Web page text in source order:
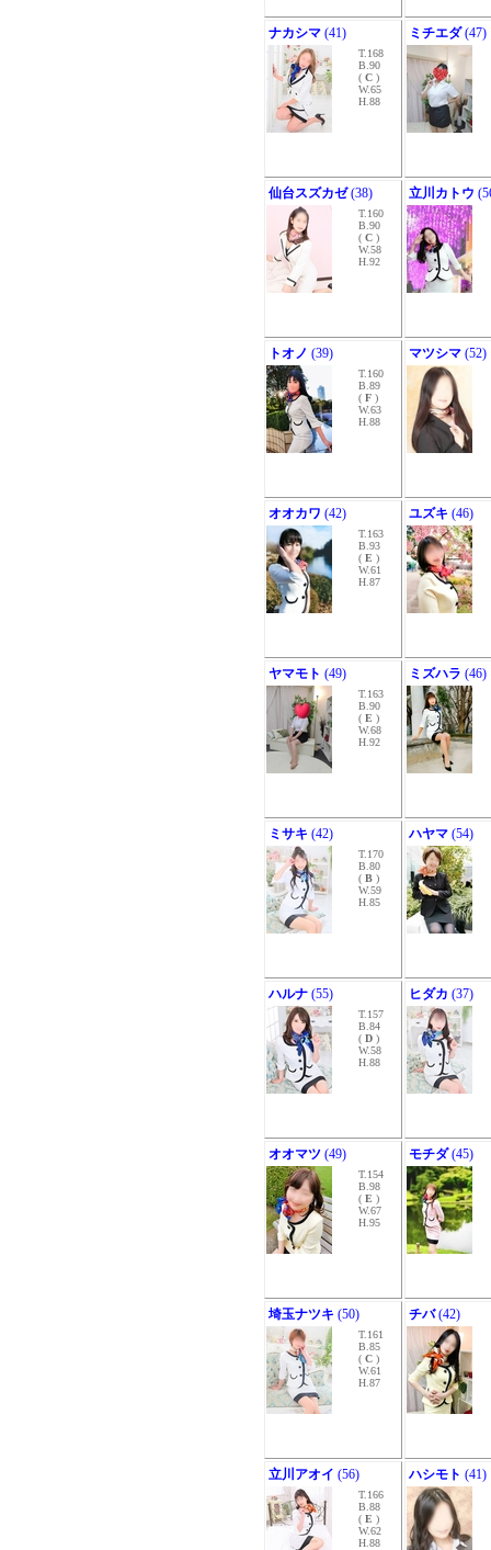
ナカシマ (41)
T.168
B.90
( C )
W.65
H.88
ミチエダ(47)
仙台スズカゼ(38)
T.160
B.90
( C )
W.58
H.92
立川カトウ
トオノ (39)
T.160
B.89
( F )
W.63
H.88
マツシマ (52)
オオカワ (42)
T.163
B.93
( E )
W.61
H.87
ユズキ (46)
ヤマモト (49)
T.163
B.90
( E )
W.68
H.92
ミズハラ (46)
ミサキ (42)
T.170
B.80
( B )
W.59
H.85
ハヤマ (54)
ハルナ (55)
T.157
B.84
( D )
W.58
H.88
ヒダカ (37)
オオマツ (49)
T.154
B.98
( E )
W.67
H.95
モチダ(45)
埼玉ナツキ (50)
T.161
B.85
( C )
W.61
H.87
チバ(42)
立川アオイ (56)
T.166
B.88
( E )
W.62
H.88
ハシモト (41)